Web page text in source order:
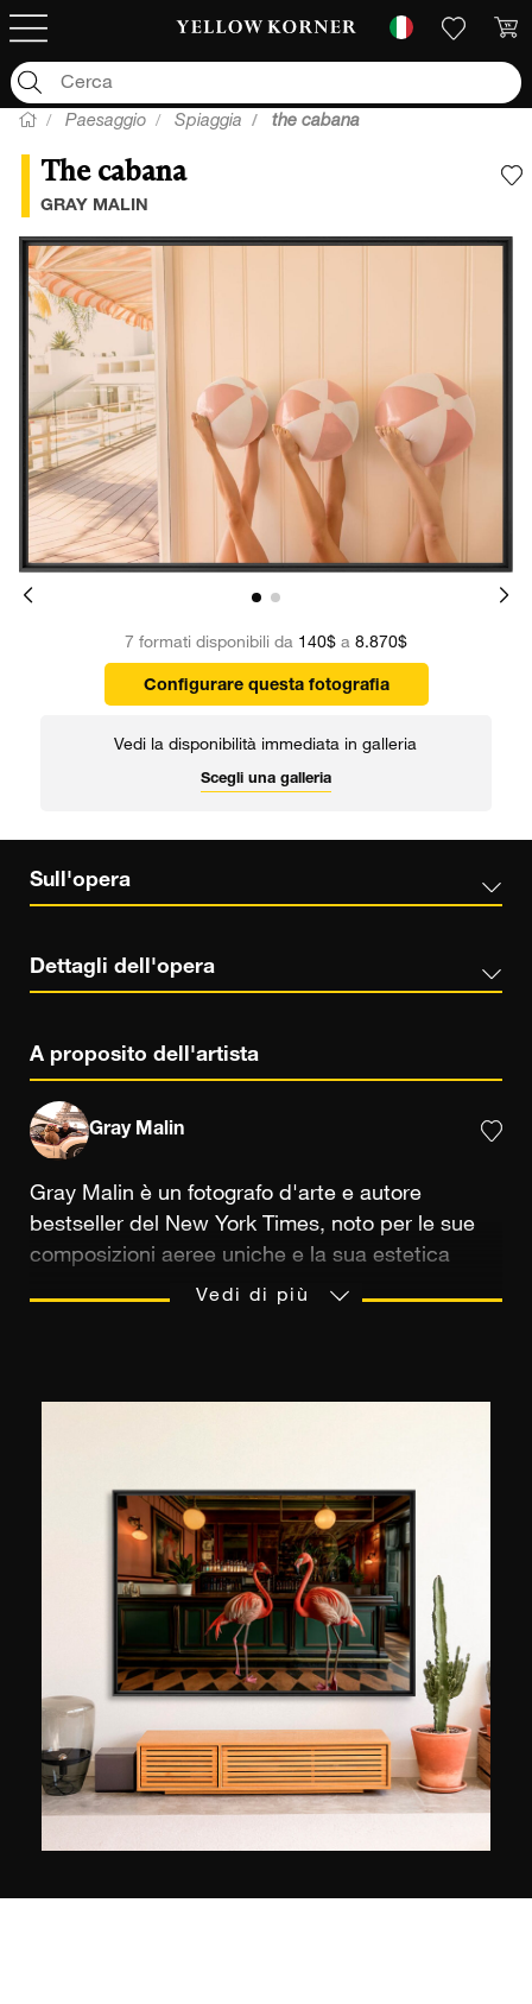
Paesaggio Spiaggia the cabana
The cabana
GRAY MALIN
7 formati disponibili da 140$ a 8.870$
Configurare questa fotografia
Vedi la disponibilità immediata in galleria
Scegli una galleria
Sull'opera
Dettagli dell'opera
A proposito dell'artista
Gray Malin
Gray Malin è un fotografo d'arte e autore
bestseller del New York Times, noto per le sue
composizioni aeree uniche e la sua estetica
gioiosa. Viaggiando per il mondo per immortalare
Vedi di più